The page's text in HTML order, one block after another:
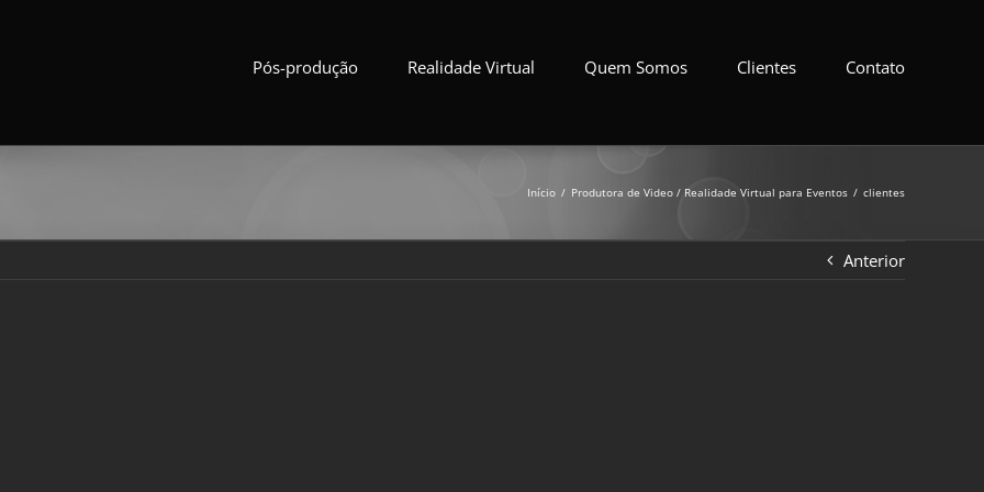
Pós-produção Realidade Virtual Quem Somos Clientes Contato
Início Produtora de Video / Realidade Virtual para Eventos clientes
Anterior